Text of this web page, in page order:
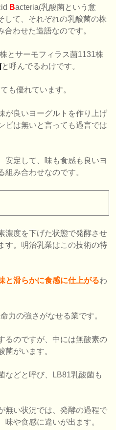
Bacteria(乳酸菌という意
して、それぞれの乳酸菌の株
合わせた造語なのです。
とサーモフィラス菌1131株
と呼んでるわけです。
も優れています。
が良いヨーグルトを作り上げ
ビは無いと言っても過言では
安定して、味も食感も良いヨ
組み合わせなのです。
濃度を下げた状態で発酵させ
す。明治乳業はこの技術の特
と滑らかに食感に仕上がるわ
力の強さがなせる業です。
るのですが、中には無酸素の
菌がいます。
などと呼び、LB81乳酸菌も
無い状況では、発酵の過程で
や食感に違いが出ます。